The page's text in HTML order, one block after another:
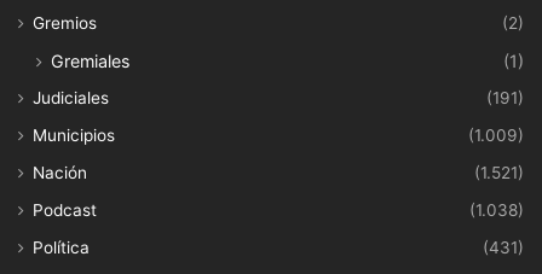
Gremios
(2)
Gremiales (1)
Judiciales
(191)
Municipios
(1.009)
Nación
(1.521)
Podcast
(1.038)
Política
(431)